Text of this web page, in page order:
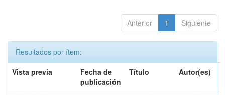
Anterior 1 Siguiente
Resultados por ítem:
Vista previa
Fecha de
publicación
Título Autor(es)